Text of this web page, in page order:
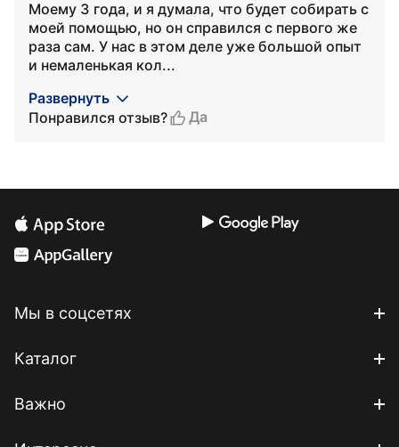
Моему 3 года, и я думала, что будет собирать с
моей помощью, но он справился с первого же
раза сам. У нас в этом деле уже большой опыт
и немаленькая кол...
Развернуть
Понравился отзыв?
Да
Мы в соцсетях
Каталог
Важно